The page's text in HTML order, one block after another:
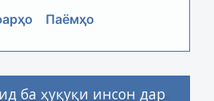
Паёмҳо
ба ҳуқуқи инсон дар